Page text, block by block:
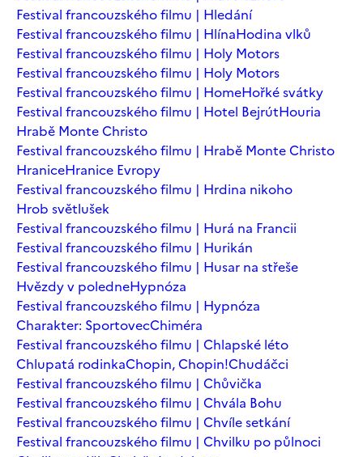
Festival francouzského filmu | Hledání
Festival francouzského filmu | HlínaHodina vlků
Festival francouzského filmu | Holy Motors
Festival francouzského filmu | Holy Motors
Festival francouzského filmu | HomeHořké svátky
Festival francouzského filmu | Hotel BejrútHouria
Hrabě Monte Christo
Festival francouzského filmu | Hrabě Monte Christo
HraniceHranice Evropy
Festival francouzského filmu | Hrdina nikoho
Hrob světlušek
Festival francouzského filmu | Hurá na Francii
Festival francouzského filmu | Hurikán
Festival francouzského filmu | Husar na střeše
Hvězdy v poledneHypnóza
Festival francouzského filmu | Hypnóza
Charakter: SportovecChiméra
Festival francouzského filmu | Chlapské léto
Chlupatá rodinkaChopin, Chopin!Chudáčci
Festival francouzského filmu | Chůvička
Festival francouzského filmu | Chvála Bohu
Festival francouzského filmu | Chvíle setkání
Festival francouzského filmu | Chvilku po půlnoci